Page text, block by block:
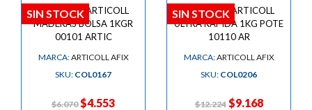
COLA FRIA ARTICOLL
MADERAS BOLSA 1KGR
00101 ARTIC
MARCA:ARTICOLL AFIX
SKU: COL0167
$6.070 $4.553
SIN STOCK
COLA FRIA ARTICOLL
ULTRA RAPIDA 1KG POTE
10110 AR
MARCA:ARTICOLL AFIX
SKU: COL0206
$12.224 $9.168
SIN STOCK